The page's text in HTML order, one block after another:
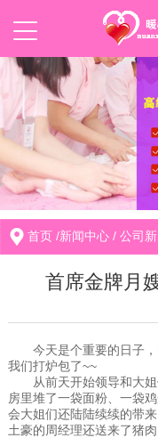
首页 /新闻中心 /公司
首席金牌月
今天是个重要的日子
我们打炉包了~~
从前天开始领导和大
房里堆了一袋面粉、一袋
会大姐们还陆陆续续的带
土豪的周经理还送来了猪肉